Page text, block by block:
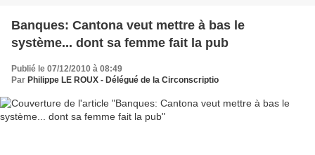
Banques: Cantona veut mettre à bas le
système... dont sa femme fait la pub
Publié le 07/12/2010 à 08:49
Par Philippe LE ROUX - Délégué de la Circonscriptio